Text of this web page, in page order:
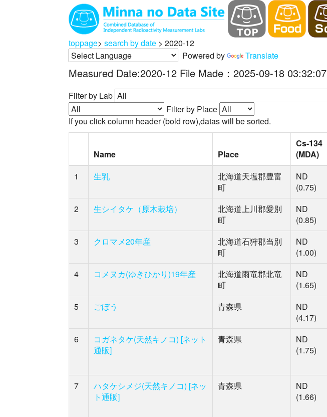
toppage> search by date > 2020-12
Powered by
Translate
Measured Date:2020-12 File Made：2025-09-18 03:32:07
Filter by Lab
Filter by Place
If you click column header (bold row),datas will be sorted.
Name Place
Cs-134
(MDA)
1
生乳
北海道天塩郡豊富
町
ND
(0.75)
2 生シイタケ（原木栽培）
北海道上川郡愛別
町
ND
(0.85)
3 クロマメ20年産
北海道石狩郡当別
町
ND
(1.00)
4 コメヌカ(ゆきひかり)19年産
北海道雨竜郡北竜
町
ND
(1.65)
5 ごぼう 青森県
ND
(4.17)
6
コガネタケ(天然キノコ) [ネット
通販]
青森県
ND
(1.75)
7
ハタケシメジ(天然キノコ) [ネッ
ト通販]
青森県
ND
(1.66)